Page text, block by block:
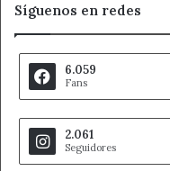
Síguenos en redes
6.059
Fans
2.061
Seguidores